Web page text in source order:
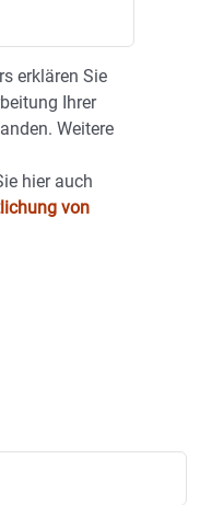
erklären Sie
Ihrer
Weitere
hier auch
von